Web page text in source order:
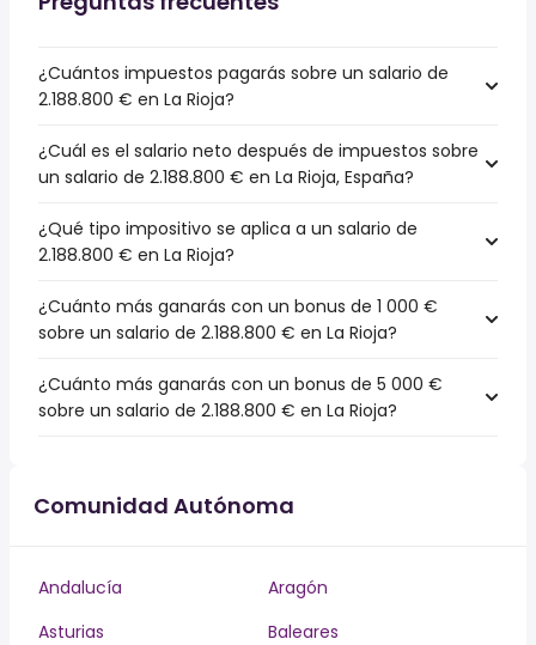
¿Cuántos impuestos pagarás sobre un salario de
2.188.800 € en La Rioja?
¿Cuál es el salario neto después de impuestos sobre
un salario de 2.188.800 € en La Rioja, España?
¿Qué tipo impositivo se aplica a un salario de
2.188.800 € en La Rioja?
¿Cuánto más ganarás con un bonus de 1 000 €
sobre un salario de 2.188.800 € en La Rioja?
¿Cuánto más ganarás con un bonus de 5 000 €
sobre un salario de 2.188.800 € en La Rioja?
Comunidad Autónoma
Andalucía
Aragón
Asturias
Baleares